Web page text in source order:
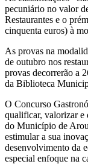
pecuniário no valor
Restaurantes e o
cinquenta euros) à
As provas na
de outubro nos
provas decorrerão a
da Biblioteca
O Concurso
qualificar, valorizar e
do Município de
estimular a sua
desenvolvimento da
especial enfoque na